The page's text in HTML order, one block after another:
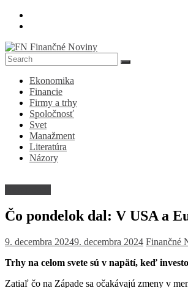
Skip
FN
Finančné
Noviny
Denník
ekonomike
spoločnosti
Ekonomika
Financie
Firmy a trhy
Spoločnosť
Svet
Manažment
Literatúra
Názory
Čo pondelok dal: V USA a
9. decembra 20249. decembra 2024 Finančné
Trhy na celom svete sú v napätí, keď
Zatiaľ čo na Západe sa očakávajú zmeny v